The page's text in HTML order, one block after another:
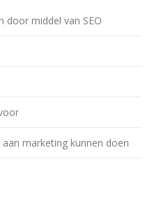
door middel van SEO
marketing kunnen doen